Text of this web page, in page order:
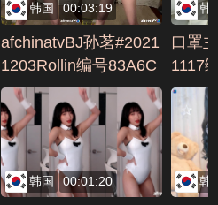
韩国 00:03:19
afchinatvBJ孙茗#2021
1203Rollin编号83A6C
A32
韩
口罩
1117
韩国 00:01:20 韩